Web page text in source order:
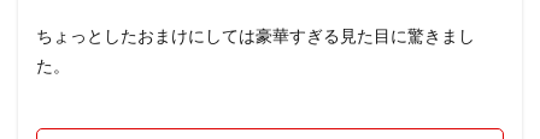
ちょっとしたおまけにしては豪華すぎる見た目に驚きまし
た。